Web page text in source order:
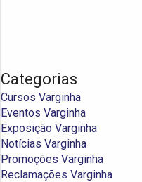
Categorias
Cursos Varginha
Eventos Varginha
Exposição Varginha
Notícias Varginha
Promoções Varginha
Reclamações Varginha